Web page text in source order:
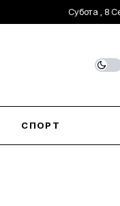
Субота , 8
СПОРТ